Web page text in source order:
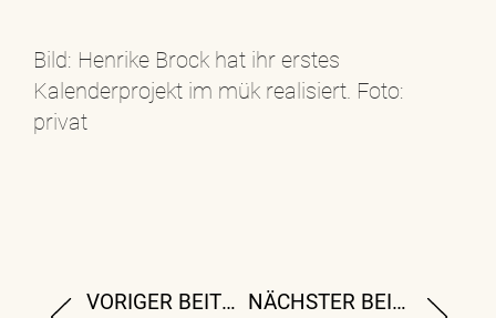
Bild: Henrike Brock hat ihr erstes
Kalenderprojekt im mük realisiert. Foto:
privat
VORIGER BEITRAG NÄCHSTER BEITRAG